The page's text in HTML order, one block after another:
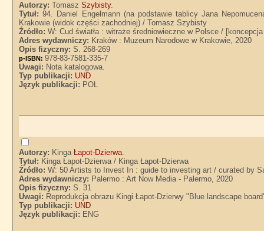
Autorzy:TomaszSzybisty.
Tytuł:94. Daniel Engelmann (na podstawie tablicy Jana
Krakowie (widok części zachodniej) / Tomasz Szybisty
Źródło:W: Cud światła : witraże średniowieczne w Polsce /
Adres wydawniczy: Kraków : Muzeum Narodowe w Krakowie, 2020
Opis fizyczny:S. 268-269
p-ISBN:978-83-7581-335-7
Uwagi: Nota katalogowa.
Typ publikacji: UND
Język publikacji: POL
Autorzy: KingaŁapot-Dzierwa.
Tytuł: Kinga Łapot-Dzierwa / Kinga Łapot-Dzierwa
Źródło:W: 50 Artists to Invest In : guide to investing art / curated by
Adres wydawniczy: Palermo : Art Now Media - Palermo, 2020
Opis fizyczny:S. 31
Uwagi: Reprodukcja obrazu Kingi Łapot-Dzierwy "Blue landscape
Typ publikacji: UND
Język publikacji: ENG